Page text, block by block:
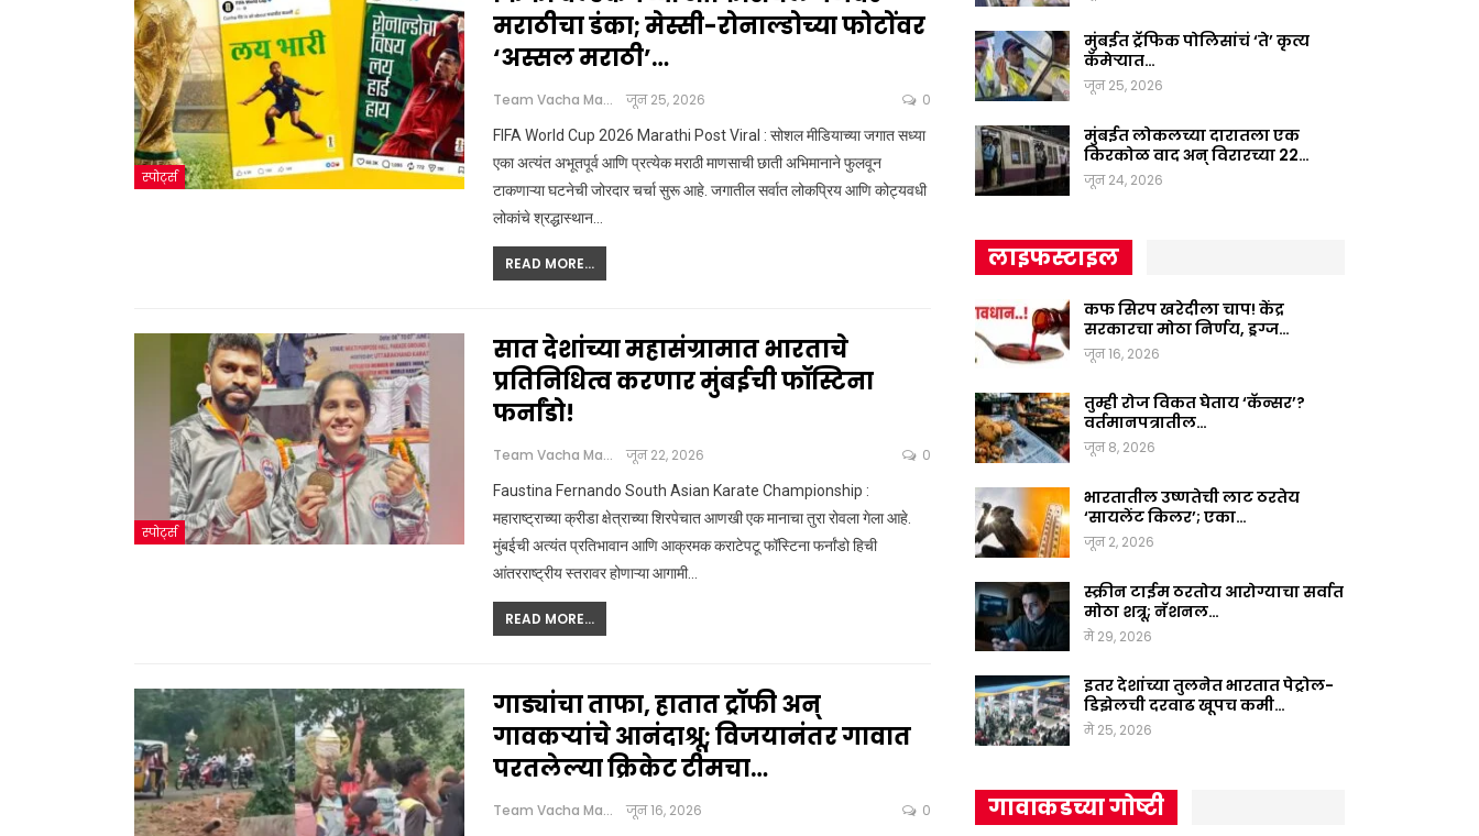
स्पोर्ट्स
मराठीचा डंका; मेस्सी-रोनाल्डोच्या फोटोंवर
‘अस्सल मराठी’…
Team Vacha Marathi जून 25, 2026 0
FIFA World Cup 2026 Marathi Post Viral : सोशल मीडियाच्या जगात सध्या
एका अत्यंत अभूतपूर्व आणि प्रत्येक मराठी माणसाची छाती अभिमानाने फुलवून
टाकणाऱ्या घटनेची जोरदार चर्चा सुरू आहे. जगातील सर्वात लोकप्रिय आणि कोट्यवधी
लोकांचे श्रद्धास्थान…
READ MORE...
स्पोर्ट्स
सात देशांच्या महासंग्रामात भारताचे
प्रतिनिधित्व करणार मुंबईची फॉस्टिना
फर्नांडो!
Team Vacha Marathi जून 22, 2026 0
Faustina Fernando South Asian Karate Championship :
महाराष्ट्राच्या क्रीडा क्षेत्राच्या शिरपेचात आणखी एक मानाचा तुरा रोवला गेला आहे.
मुंबईची अत्यंत प्रतिभावान आणि आक्रमक कराटेपटू फॉस्टिना फर्नांडो हिची
आंतरराष्ट्रीय स्तरावर होणाऱ्या आगामी…
READ MORE...
गाड्यांचा ताफा, हातात ट्रॉफी अन्
गावकऱ्यांचे आनंदाश्रू; विजयानंतर गावात
परतलेल्या क्रिकेट टीमचा…
Team Vacha Marathi जून 16, 2026 0
मुंबईत ट्रॅफिक पोलिसांचं ‘ते’ कृत्य
कॅमेऱ्यात…
जून 25, 2026
मुंबईत लोकलच्या दारातला एक
किरकोळ वाद अन् विरारच्या 22…
जून 24, 2026
लाइफस्टाइल
कफ सिरप खरेदीला चाप! केंद्र
सरकारचा मोठा निर्णय, ड्रग्ज…
जून 16, 2026
तुम्ही रोज विकत घेताय ‘कॅन्सर’?
वर्तमानपत्रातील…
जून 8, 2026
भारतातील उष्णतेची लाट ठरतेय
‘सायलेंट किलर’; एका…
जून 2, 2026
स्क्रीन टाईम ठरतोय आरोग्याचा सर्वात
मोठा शत्रू; नॅशनल…
मे 29, 2026
इतर देशांच्या तुलनेत भारतात पेट्रोल-
डिझेलची दरवाढ खूपच कमी…
मे 25, 2026
गावाकडच्या गोष्टी